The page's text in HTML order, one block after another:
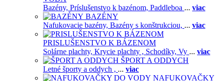
Bazény, Príslušenstvo k bazénom, Paddleboa ... viac
BAZÉNY
Nafukovacie bazény, Bazény s konštrukciou, ... viac
PRISLUŠENSTVO K BÁZENOM
Solárne plachty, Krycie plachty , Schodíky, Vy ... viac
ŠPORT A ODDYCH
Letné športy a oddych , ... viac
NAFUKOVAČKY